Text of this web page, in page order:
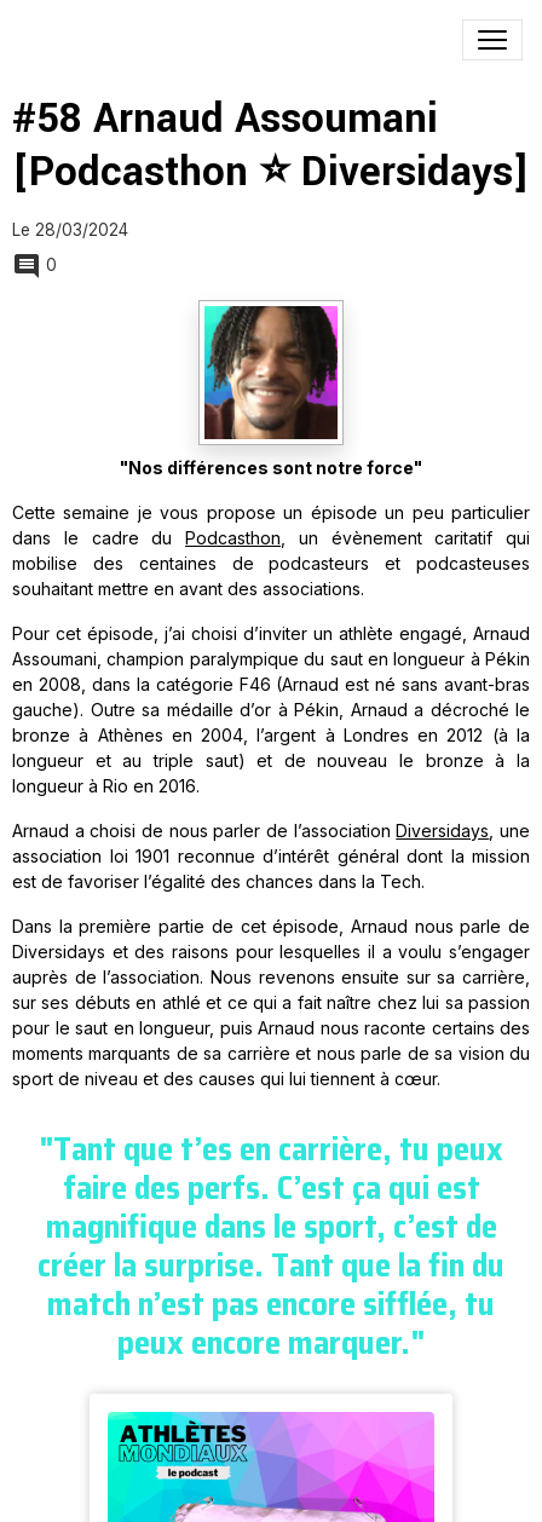
#58 Arnaud Assoumani
[Podcasthon ⭐ Diversidays]
Le 28/03/2024
0
"Nos différences sont notre force"
Cette semaine je vous propose un épisode un peu particulier
dans le cadre du Podcasthon , un évènement caritatif qui
mobilise des centaines de podcasteurs et podcasteuses
souhaitant mettre en avant des associations.
Pour cet épisode, j’ai choisi d’inviter un athlète engagé, Arnaud
Assoumani, champion paralympique du saut en longueur à Pékin
en 2008, dans la catégorie F46 (Arnaud est né sans avant-bras
gauche). Outre sa médaille d’or à Pékin, Arnaud a décroché le
bronze à Athènes en 2004, l’argent à Londres en 2012 (à la
longueur et au triple saut) et de nouveau le bronze à la
longueur à Rio en 2016.
Arnaud a choisi de nous parler de l’associationDiversidays , une
association loi 1901 reconnue d’intérêt général dont la mission
est de favoriser l’égalité des chances dans la Tech.
Dans la première partie de cet épisode, Arnaud nous parle de
Diversidays et des raisons pour lesquelles il a voulu s’engager
auprès de l’association. Nous revenons ensuite sur sa carrière,
sur ses débuts en athlé et ce qui a fait naître chez lui sa passion
pour le saut en longueur, puis Arnaud nous raconte certains des
moments marquants de sa carrière et nous parle de sa vision du
sport de niveau et des causes qui lui tiennent à cœur.
"Tant que t’es en carrière, tu peux
faire des perfs. C’est ça qui est
magnifique dans le sport, c’est de
créer la surprise. Tant que la fin du
match n’est pas encore sifflée, tu
peux encore marquer."